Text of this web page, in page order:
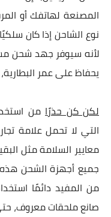
المصنعة لهاتفك أو
نوع الشاحن إذا كان
لأنه سيوفر جهد شحن
يحفاظ على عمر
لكن كن حذرًا من
التي لا تحمل علامة
معايير السلامة مثل
جميع أجهزة الشحن هذه
من المفيد دائمًا
صانع ملحقات معروف،